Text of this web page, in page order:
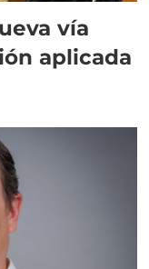
vía
aplicada